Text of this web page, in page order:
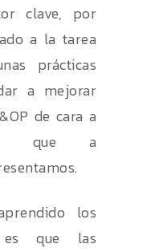
clave, por
a la tarea
prácticas
a mejorar
de cara a
que a
los
es que las